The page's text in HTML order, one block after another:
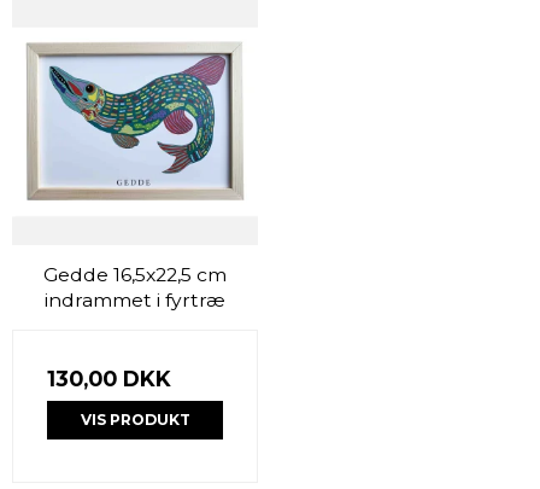
Gedde 16,5x22,5 cm
indrammet i fyrtræ
130,00 DKK
VIS PRODUKT